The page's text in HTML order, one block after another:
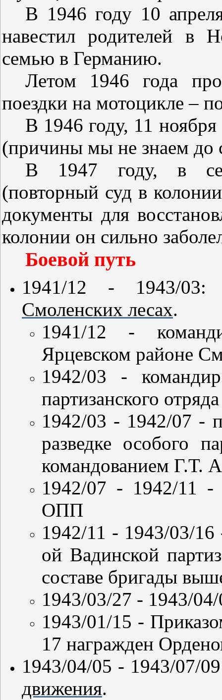
В 1946 году 10
навестил родителей в
семью в Германию.
Летом 1946 года
поездки на мотоцикле –
В 1946 году, 11
(причины мы не знаем до
В 1947 году, в
(повторный суд в
документы для
колонии он сильно
Боевой путь
1941/12 - 1943/
Смоленских лесах.
1941/12 -
Ярцевском районе
1942/03 - командир
партизанского
1942/03 - 1942/07 -
разведке особого
командованием Г.Т.
1942/07 - 1942/11 -
ОПП
1942/11 - 1943/03/16
ой Вадинской
составе бригады
1943/03/27 - 1943/
1943/01/15 -
17 награжден
1943/04/05 - 1943/07/
движения.